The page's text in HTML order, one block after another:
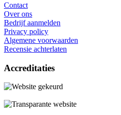
Contact
Over ons
Bedrijf aanmelden
Privacy policy
Algemene voorwaarden
Recensie achterlaten
Accreditaties